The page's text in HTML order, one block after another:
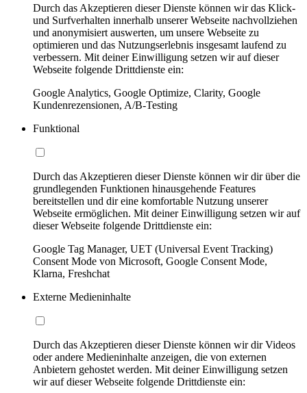
Durch das Akzeptieren dieser Dienste können wir das Klick-
und Surfverhalten innerhalb unserer Webseite nachvollziehen
und anonymisiert auswerten, um unsere Webseite zu
optimieren und das Nutzungserlebnis insgesamt laufend zu
verbessern. Mit deiner Einwilligung setzen wir auf dieser
Webseite folgende Drittdienste ein:
Google Analytics, Google Optimize, Clarity, Google
Kundenrezensionen, A/B-Testing
Funktional
Durch das Akzeptieren dieser Dienste können wir dir über die
grundlegenden Funktionen hinausgehende Features
bereitstellen und dir eine komfortable Nutzung unserer
Webseite ermöglichen. Mit deiner Einwilligung setzen wir auf
dieser Webseite folgende Drittdienste ein:
Google Tag Manager, UET (Universal Event Tracking)
Consent Mode von Microsoft, Google Consent Mode,
Klarna, Freshchat
Externe Medieninhalte
Durch das Akzeptieren dieser Dienste können wir dir Videos
oder andere Medieninhalte anzeigen, die von externen
Anbietern gehostet werden. Mit deiner Einwilligung setzen
wir auf dieser Webseite folgende Drittdienste ein: